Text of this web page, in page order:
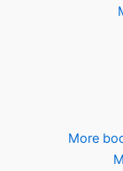
More